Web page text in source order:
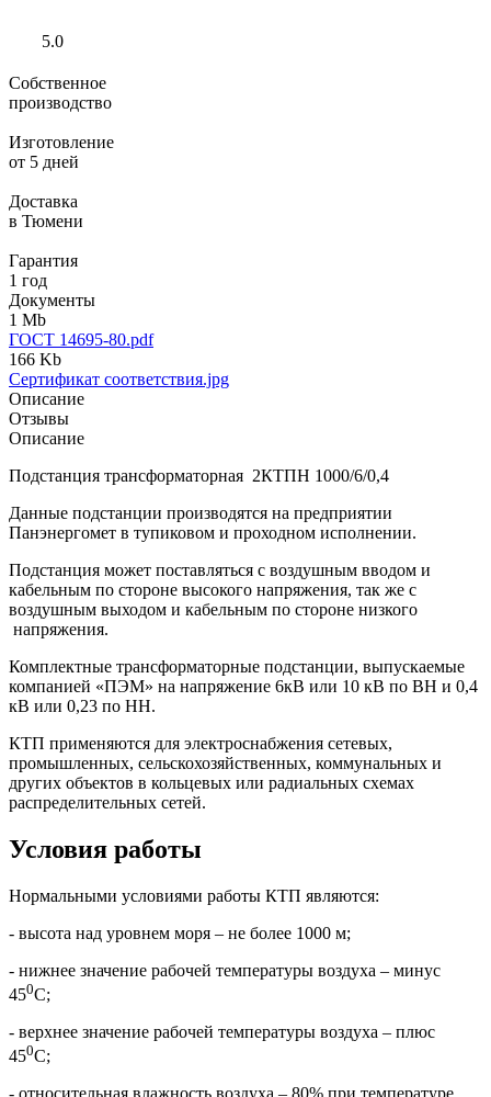
5.0
Собственное
производство
Изготовление
от 5 дней
Доставка
в Тюмени
Гарантия
1 год
Документы
1 Mb
ГОСТ 14695-80.pdf
166 Kb
Сертификат соответствия.jpg
Описание
Отзывы
Описание
Подстанция трансформаторная 2КТПН 1000/6/0,4
Данные подстанции производятся на предприятии
Панэнергомет в тупиковом и проходном исполнении.
Подстанция может поставляться с воздушным вводом и
кабельным по стороне высокого напряжения, так же с
воздушным выходом и кабельным по стороне низкого
напряжения.
Комплектные трансформаторные подстанции, выпускаемые
компанией «ПЭМ» на напряжение 6кВ или 10 кВ по ВН и 0,4
кВ или 0,23 по НН.
КТП применяются для электроснабжения сетевых,
промышленных, сельскохозяйственных, коммунальных и
других объектов в кольцевых или радиальных схемах
распределительных сетей.
Условия работы
Нормальными условиями работы КТП являются:
- высота над уровнем моря – не более 1000 м;
- нижнее значение рабочей температуры воздуха – минус
450С;
- верхнее значение рабочей температуры воздуха – плюс
450С;